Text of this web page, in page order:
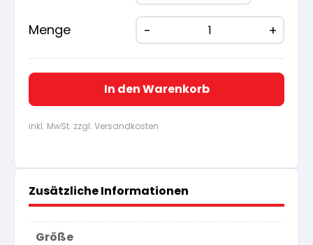
Menge
In den Warenkorb
inkl. MwSt. zzgl. Versandkosten
Zusätzliche Informationen
Größe